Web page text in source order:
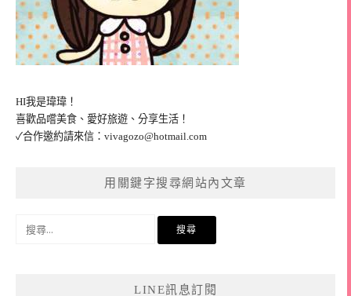
HI我是瑋瑋！
喜歡品嚐美食、愛好旅遊、分享生活！
✓合作邀約請來信： vivagozo@hotmail.com
用關鍵字搜尋網站內文章
LINE訊息訂閱